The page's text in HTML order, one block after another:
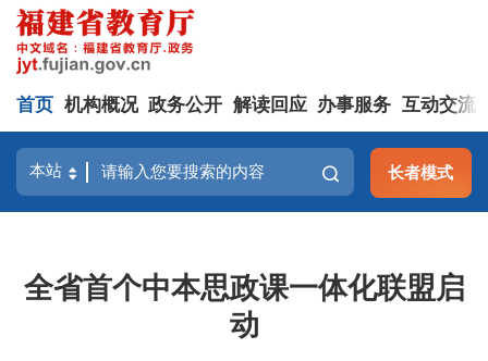
首页 机构概况 政务公开 解读回应 办事服务 互动交流
长者模式
全省首个中本思政课一体化联盟启
动